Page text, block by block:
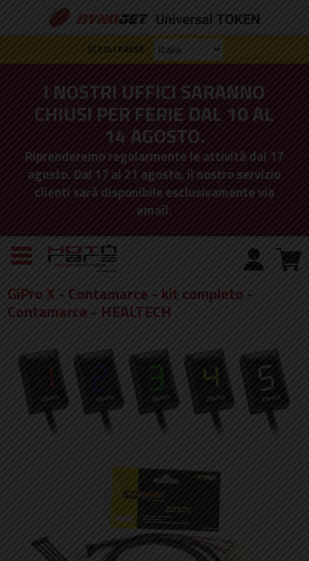
SCEGLI PAESE
I NOSTRI UFFICI SARANNO
CHIUSI PER FERIE DAL 10 AL
14 AGOSTO.
Riprenderemo regolarmente le attività dal 17
agosto. Dal 17 al 21 agosto, il nostro servizio
clienti sarà disponibile esclusivamente via
email.
GiPro X - Contamarce - kit completo -
Contamarce - HEALTECH